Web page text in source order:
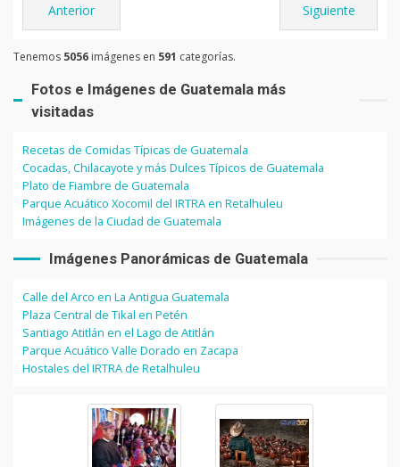
Anterior Siguiente
Tenemos 5056 imágenes en 591 categorías.
Fotos e Imágenes de Guatemala más
visitadas
Recetas de Comidas Típicas de Guatemala
Cocadas, Chilacayote y más Dulces Típicos de Guatemala
Plato de Fiambre de Guatemala
Parque Acuático Xocomil del IRTRA en Retalhuleu
Imágenes de la Ciudad de Guatemala
Imágenes Panorámicas de Guatemala
Calle del Arco en La Antigua Guatemala
Plaza Central de Tikal en Petén
Santiago Atitlán en el Lago de Atitlán
Parque Acuático Valle Dorado en Zacapa
Hostales del IRTRA de Retalhuleu